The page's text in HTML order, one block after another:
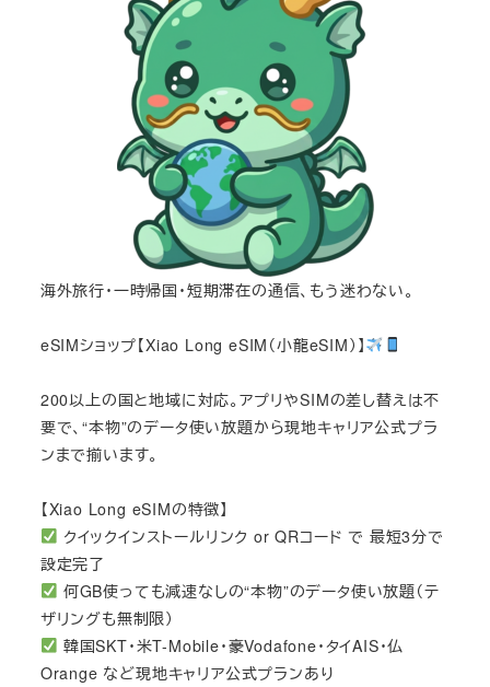
海外旅行・一時帰国・短期滞在の通信、もう迷わない。
eSIMショップ【Xiao Long eSIM（小龍eSIM）】
200以上の国と地域に対応。アプリやSIMの差し替えは不
要で、“本物”のデータ使い放題から現地キャリア公式プラ
ンまで揃います。
【Xiao Long eSIMの特徴】
クイックインストールリンク or QRコード で 最短3分で
設定完了
何GB使っても減速なしの“本物”のデータ使い放題（テ
ザリングも無制限）
韓国SKT・米T-Mobile・豪Vodafone・タイAIS・仏
Orange など現地キャリア公式プランあり